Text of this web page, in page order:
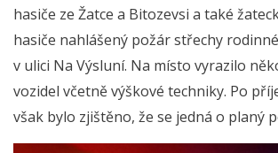
hasiče ze Žatce a Bitozevsi a také
hasiče nahlášený požár střechy
v ulici Na Výsluní. Na místo vyrazilo
vozidel včetně výškové techniky. Po
však bylo zjištěno, že se jedná o planý